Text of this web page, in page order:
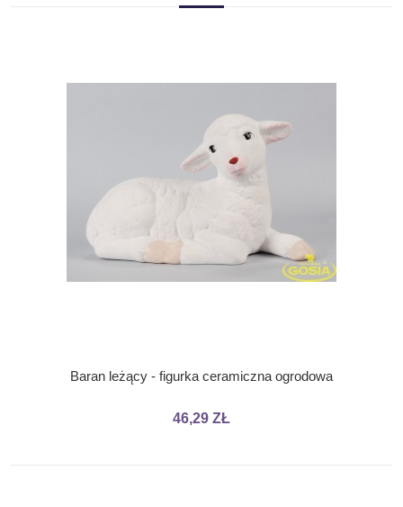
Baran leżący - figurka ceramiczna ogrodowa
46,29 ZŁ